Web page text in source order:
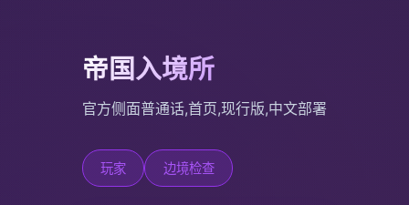
帝国入境所
官方侧面普通话,首页,现行版,中文部署
玩家 边境检查